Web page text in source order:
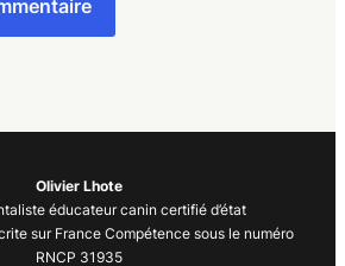
Olivier Lhote
éducateur canin certifié d’état
sur France Compétence sous le numéro
RNCP 31935